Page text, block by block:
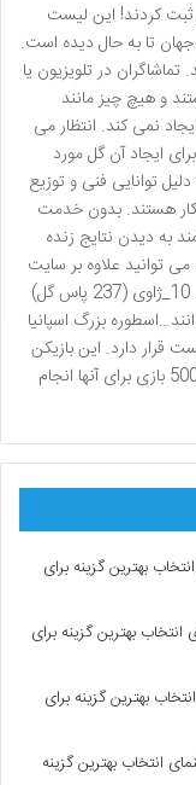
ثبت کردند! این لیست
تا به حال دیده است.
در تلویزیون یا
و هیچ چیز مانند
نمی کند. انتظار می
ایجاد آن گل مورد
توانایی فنی و توزیع
کار هستند. بدون خدمت
به دیدن نتایج زنده
توانید علاوه بر سایت
وان بال، به شبکه های اجتماعی ما نیز مراجعه کنید. 10_ژاوی (237 پاس گل)
بزرگ اسپانیا
با رکورد کلی 237 پاس گل در رتبه 10 لیست قرار دارد. این بازیکن
اسپانیایی 17 سال در این باشگاه گذراند و بیش از 500 بازی برای آنها انجام
بهترین گزینه برای
بهترین گزینه برای
بهترین گزینه برای
انتخاب بهترین گزینه